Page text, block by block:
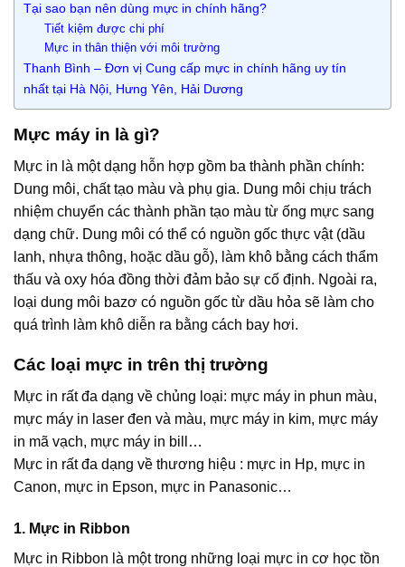
Tại sao bạn nên dùng mực in chính hãng?
Tiết kiệm được chi phí
Mực in thân thiện với môi trường
Thanh Bình – Đơn vị Cung cấp mực in chính hãng uy tín
nhất tại Hà Nội, Hưng Yên, Hải Dương
Mực máy in là gì?
Mực in là một dạng hỗn hợp gồm ba thành phần chính:
Dung môi, chất tạo màu và phụ gia. Dung môi chịu trách
nhiệm chuyển các thành phần tạo màu từ ống mực sang
dạng chữ. Dung môi có thể có nguồn gốc thực vật (dầu
lanh, nhựa thông, hoặc dầu gỗ), làm khô bằng cách thẩm
thấu và oxy hóa đồng thời đảm bảo sự cố định. Ngoài ra,
loại dung môi bazơ có nguồn gốc từ dầu hỏa sẽ làm cho
quá trình làm khô diễn ra bằng cách bay hơi.
Các loại mực in trên thị trường
Mực in rất đa dạng về chủng loại: mực máy in phun màu,
mực máy in laser đen và màu, mực máy in kim, mực máy
in mã vạch, mực máy in bill…
Mực in rất đa dạng về thương hiệu : mực in Hp, mực in
Canon, mực in Epson, mực in Panasonic…
1. Mực in Ribbon
Mực in Ribbon là một trong những loại mực in cơ học tồn